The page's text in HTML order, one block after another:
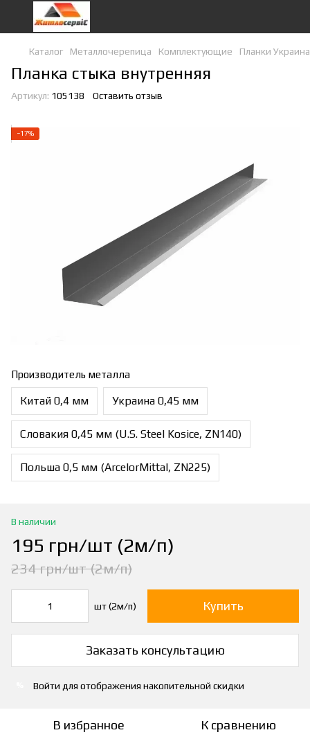
Каталог Металлочерепица Комплектующие Планки
Планка стыка внутренняя
Артикул: 105138 Оставить отзыв
−17%
Производитель металла
Китай 0,4 мм Украина 0,45 мм
Словакия 0,45 мм (U.S. Steel Kosice, ZN140)
Польша 0,5 мм (ArcelorMittal, ZN225)
В наличии
195 грн/шт (2м/п)
234 грн/шт (2м/п)
шт (2м/п) Купить
Заказать консультацию
Войти для отображения накопительной скидки
В избранное К сравнению